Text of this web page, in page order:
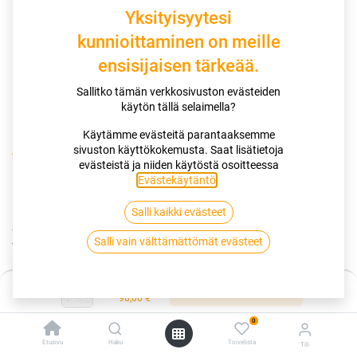
98,00€
Etusivu Haku
0
Toivelista Tili
Kauppa 185/60R15 88H VIKING CITYTECH II XL
185/60R15 88H VIKING CITYTECH II
XL
Yksityisyytesi
kunnioittaminen on meille
ensisijaisen tärkeää.
Sallitko tämän verkkosivuston evästeiden
käytön tällä selaimella?
Käytämme evästeitä parantaaksemme
sivuston käyttökokemusta. Saat lisätietoja
evästeistä ja niiden käytöstä osoitteessa
Evästekäytäntö
Salli kaikki evästeet
Salli vain välttämättömät evästeet